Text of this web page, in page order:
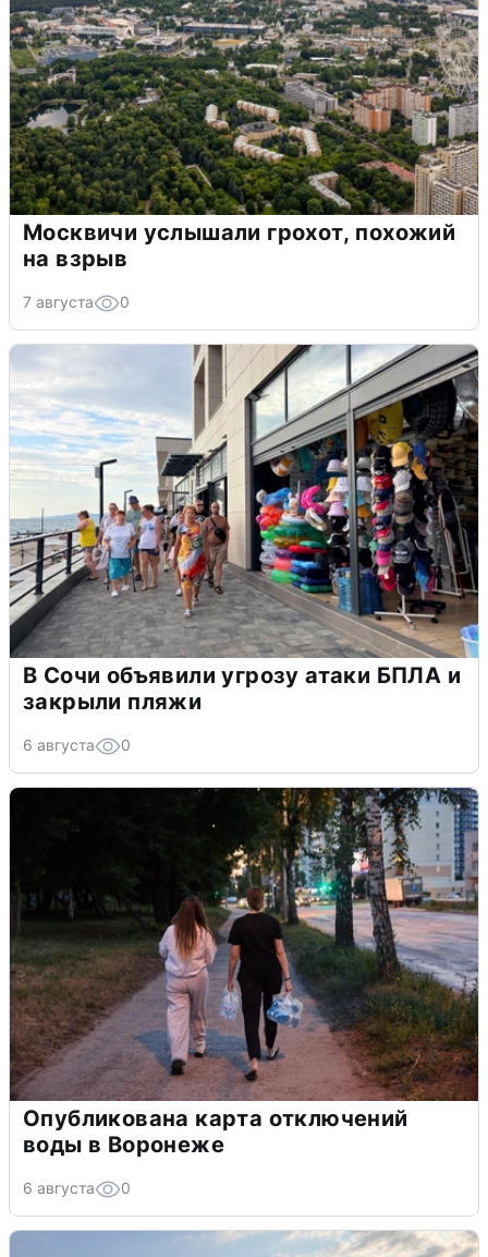
Москвичи услышали грохот, похожий
на взрыв
7 августа 0
В Сочи объявили угрозу атаки БПЛА и
закрыли пляжи
6 августа 0
Опубликована карта отключений
воды в Воронеже
6 августа 0